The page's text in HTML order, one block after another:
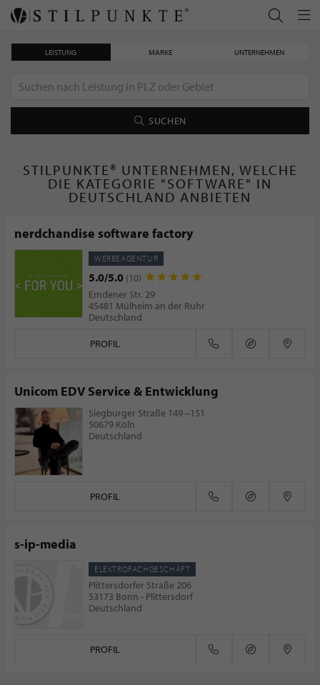
LEISTUNG MARKE UNTERNEHMEN
SUCHEN
STILPUNKTE® UNTERNEHMEN, WELCHE
DIE KATEGORIE "SOFTWARE" IN
DEUTSCHLAND ANBIETEN
nerdchandise software factory
WERBEAGENTUR
5.0/5.0 (10)
Emdener Str. 29
45481 Mülheim an der Ruhr
Deutschland
PROFIL
Unicom EDV Service & Entwicklung
Siegburger Straße 149 –151
50679 Köln
Deutschland
PROFIL
s-ip-media
ELEKTROFACHGESCHÄFT
Plittersdorfer Straße 206
53173 Bonn - Plittersdorf
Deutschland
PROFIL